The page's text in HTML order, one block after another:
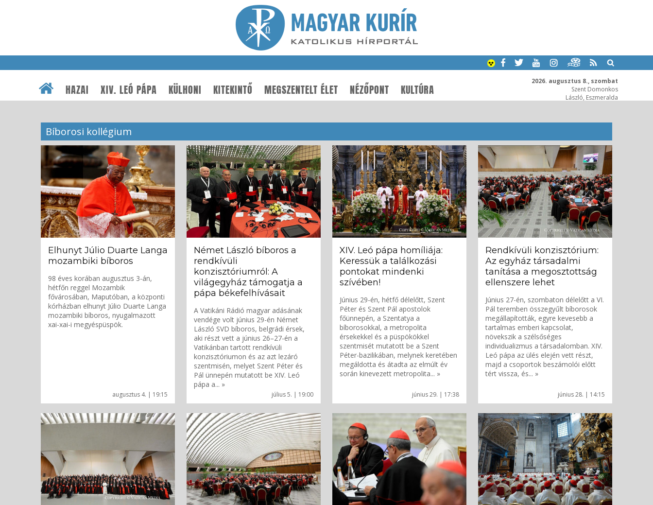
2026. augusztus 8., szombat
Szent Domonkos
László, Eszmeralda
HAZAI XIV. LEÓ PÁPA KÜLHONI KITEKINTŐ MEGSZENTELT ÉLET NÉZŐPONT KULTÚRA
Bíborosi kollégium
augusztus 4. | 19:15
Elhunyt Júlio Duarte Langa
mozambiki bíboros
98 éves korában augusztus 3-án,
hétfőn reggel Mozambik
fővárosában, Maputóban, a központi
kórházban elhunyt Júlio Duarte Langa
mozambiki bíboros, nyugalmazott
xai-xai-i megyéspüspök.
július 5. | 19:00
Német László bíboros a
rendkívüli
konzisztóriumról: A
világegyház támogatja a
pápa békefelhívásait
A Vatikáni Rádió magyar adásának
vendége volt június 29-én Német
László SVD bíboros, belgrádi érsek,
aki részt vett a június 26–27-én a
Vatikánban tartott rendkívüli
konzisztóriumon és az azt lezáró
szentmisén, melyet Szent Péter és
Pál ünnepén mutatott be XIV. Leó
pápa a... »
június 29. | 17:38
XIV. Leó pápa homíliája:
Keressük a találkozási
pontokat mindenki
szívében!
Június 29-én, hétfő délelőtt, Szent
Péter és Szent Pál apostolok
főünnepén, a Szentatya a
bíborosokkal, a metropolita
érsekekkel és a püspökökkel
szentmisét mutatott be a Szent
Péter-bazilikában, melynek keretében
megáldotta és átadta az elmúlt év
során kinevezett metropolita... »
június 28. | 14:15
Rendkívüli konzisztórium:
Az egyház társadalmi
tanítása a megosztottság
ellenszere lehet
Június 27-én, szombaton délelőtt a VI.
Pál teremben összegyűlt bíborosok
megállapították, egyre kevesebb a
tartalmas emberi kapcsolat,
növekszik a szélsőséges
individualizmus a társadalomban. XIV.
Leó pápa az ülés elején vett részt,
majd a csoportok beszámolói előtt
tért vissza, és... »